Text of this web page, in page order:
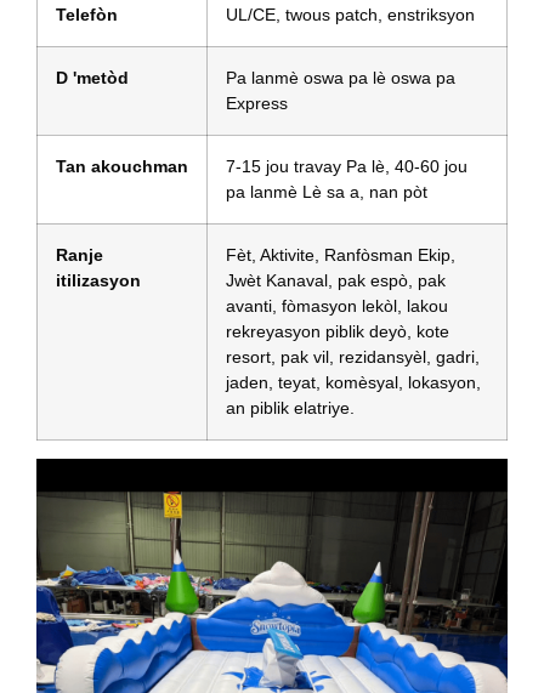
Telefòn
UL/CE, twous patch, enstriksyon
D 'metòd
Pa lanmè oswa pa lè oswa pa
Express
Tan akouchman
7-15 jou travay Pa lè, 40-60 jou
pa lanmè Lè sa a, nan pòt
Ranje
itilizasyon
Fèt, Aktivite, Ranfòsman Ekip,
Jwèt Kanaval, pak espò, pak
avanti, fòmasyon lekòl, lakou
rekreyasyon piblik deyò, kote
resort, pak vil, rezidansyèl, gadri,
jaden, teyat, komèsyal, lokasyon,
an piblik elatriye.